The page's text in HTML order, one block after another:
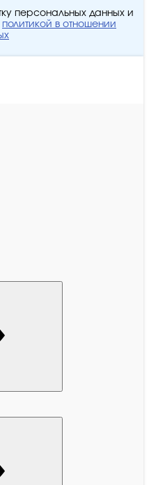
персональных данных и
политикой в отношении